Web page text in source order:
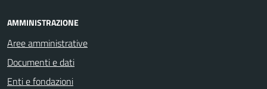
AMMINISTRAZIONE
Aree amministrative
Documenti e dati
Enti e fondazioni